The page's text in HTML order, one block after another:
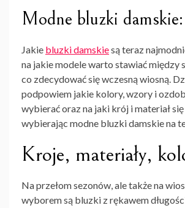
Modne bluzki
Jakie bluzki damskiesą teraz
na jakie modele warto stawiać między
co zdecydować się wczesną wiosną.
podpowiem jakie kolory, wzory i
wybierać oraz na jaki krój i materiał
wybierając modne bluzki damskie na
Kroje, materiały,
Na przełom sezonów, ale także na
wyborem są bluzki z rękawem